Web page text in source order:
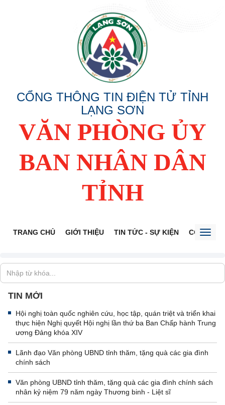
CỔNG THÔNG TIN ĐIỆN TỬ TỈNH
LẠNG SƠN
VĂN PHÒNG ỦY
BAN NHÂN DÂN
TỈNH
TRANG CHỦ GIỚI THIỆU TIN TỨC - SỰ KIỆN CỔNG
TIN MỚI
Hội nghị toàn quốc nghiên cứu, học tập, quán triệt và triển khai
thực hiện Nghị quyết Hội nghị lần thứ ba Ban Chấp hành Trung
ương Đảng khóa XIV
Lãnh đạo Văn phòng UBND tỉnh thăm, tặng quà các gia đình
chính sách
Văn phòng UBND tỉnh thăm, tặng quà các gia đình chính sách
nhân kỷ niệm 79 năm ngày Thương binh - Liệt sĩ